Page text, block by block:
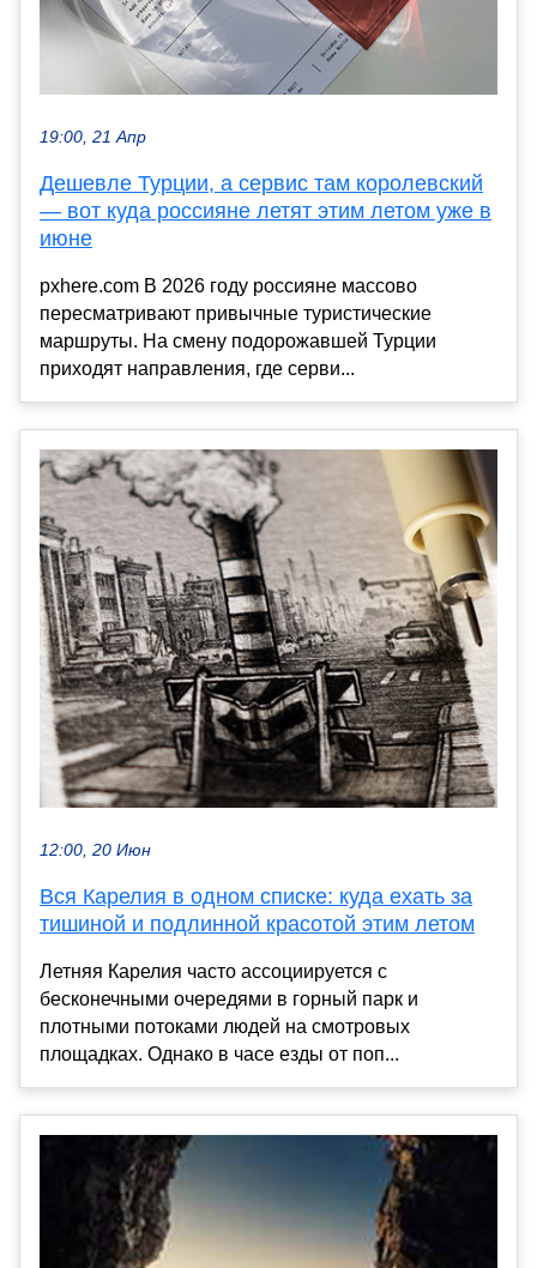
19:00, 21 Апр
Дешевле Турции, а сервис там королевский
— вот куда россияне летят этим летом уже в
июне
pxhere.com В 2026 году россияне массово
пересматривают привычные туристические
маршруты. На смену подорожавшей Турции
приходят направления, где серви...
12:00, 20 Июн
Вся Карелия в одном списке: куда ехать за
тишиной и подлинной красотой этим летом
Летняя Карелия часто ассоциируется с
бесконечными очередями в горный парк и
плотными потоками людей на смотровых
площадках. Однако в часе езды от поп...